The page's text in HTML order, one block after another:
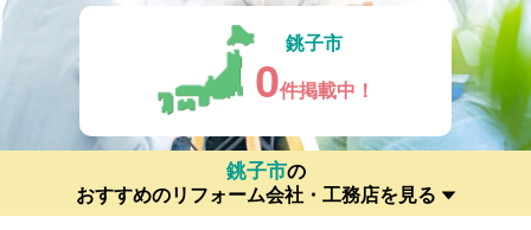
銚子市
0件掲載中！
銚子市の
おすすめのリフォーム会社・工務店を見る